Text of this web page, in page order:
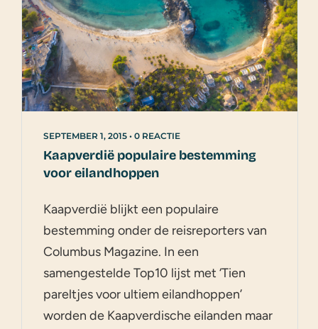
SEPTEMBER 1, 2015 • 0 REACTIE
Kaapverdië populaire bestemming
voor eilandhoppen
Kaapverdië blijkt een populaire
bestemming onder de reisreporters van
Columbus Magazine. In een
samengestelde Top10 lijst met ‘Tien
pareltjes voor ultiem eilandhoppen’
worden de Kaapverdische eilanden maar